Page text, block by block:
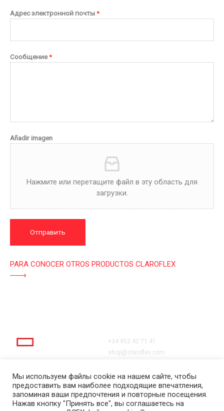
Адрес электронной почты*
Сообщение*
Añadir imagen
Нажмите или перетащите файл в эту область для
загрузки.
Отправить
PARA CONOCER OTROS PRODUCTOS CLAROFLEX
Политика конфиденциальности
Политика в отношении файлов
cookie
+34 952 42 71 41
shop@claroflex.com
(apdo. 30)
29590, Малага
Мы используем файлы cookie на нашем сайте, чтобы
предоставить вам наиболее подходящие впечатления,
запоминая ваши предпочтения и повторные посещения.
Нажав кнопку "Принять все", вы соглашаетесь на